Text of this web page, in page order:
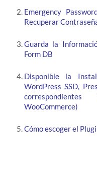
Emergency
Recuperar
Guarda la
Form DB
Disponible la
WordPress SSD,
WooCommerce)
Cómo escoger el